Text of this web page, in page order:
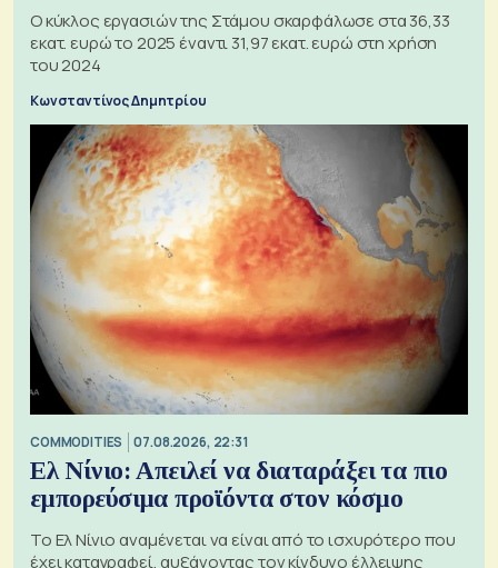
Ο κύκλος εργασιών της Στάμου σκαρφάλωσε στα 36,33
εκατ. ευρώ το 2025 έναντι 31,97 εκατ. ευρώ στη χρήση
του 2024
Κωνσταντίνος Δημητρίου
COMMODITIES 07.08.2026, 22:31
Ελ Νίνιο: Απειλεί να διαταράξει τα πιο
εμπορεύσιμα προϊόντα στον κόσμο
Το Ελ Νίνιο αναμένεται να είναι από το ισχυρότερο που
έχει καταγραφεί, αυξάνοντας τον κίνδυνο έλλειψης